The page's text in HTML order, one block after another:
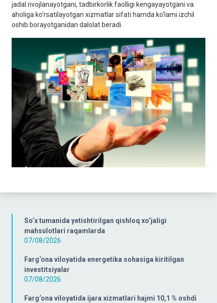
So‘x tumanida yetishtirilgan qishloq xo‘jaligi
mahsulotlari raqamlarda
07/08/2026
Farg‘ona viloyatida energetika sohasiga kiritilgan
investitsiyalar
07/08/2026
Farg‘ona viloyatida ijara xizmatlari hajmi 10,1 % oshdi
jadal rivojlanayotgani, tadbirkorlik faolligi kengayayotgani va
aholiga ko‘rsatilayotgan xizmatlar sifati hamda ko‘lami izchil
oshib borayotganidan dalolat beradi.